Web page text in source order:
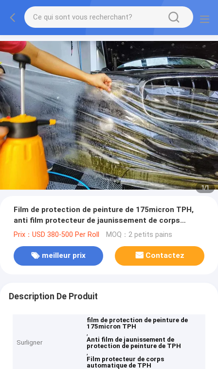
1/1
Film de protection de peinture de 175micron TPH,
anti film protecteur de jaunissement de corps
automatique
Prix：USD 380-500 Per Roll MOQ：2 petits pains
meilleur prix Contactez
Description De Produit
Surligner
film de protection de peinture de
175micron TPH
,
Anti film de jaunissement de
protection de peinture de TPH
,
Film protecteur de corps
automatique de TPH